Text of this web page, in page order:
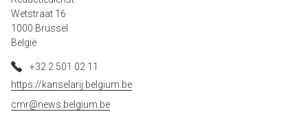
Wetstraat 16
1000 Brussel
België
+32 2 501 02 11
https://kanselarij.belgium.be
cmr@news.belgium.be